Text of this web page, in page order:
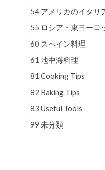
54 アメリカのイタリ
55 ロシア・東ヨーロ
60 スペイン料理
61 地中海料理
81 Cooking Tips
82 Baking Tips
83 Useful Tools
99 未分類